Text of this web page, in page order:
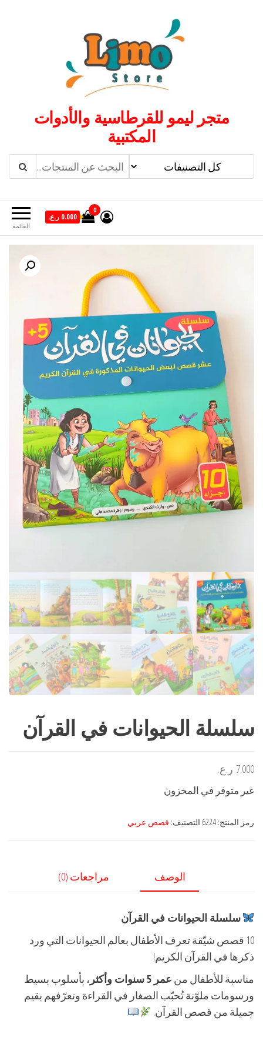
متجر ليمو للقرطاسية والأدوات
المكتبية
القائمة
0
0.000 ر.ع.
سلسلة الحيوانات في القرآن
7.000 ر.ع.
غير متوفر في المخزون
رمز المنتج: 6224 التصنيف: قصص عربي
الوصف مراجعات (0)
سلسلة الحيوانات في القرآن
10 قصص شيّقة تعرف الأطفال بعالم الحيوانات التي ورد
ذكرها في القرآن الكريم!
مناسبة للأطفال من عمر 5 سنوات وأكثر
، بأسلوب بسيط
ورسومات ملوّنة تُحبّب الصغار في القراءة وتعرّفهم بقيم
جميلة من قصص القرآن.